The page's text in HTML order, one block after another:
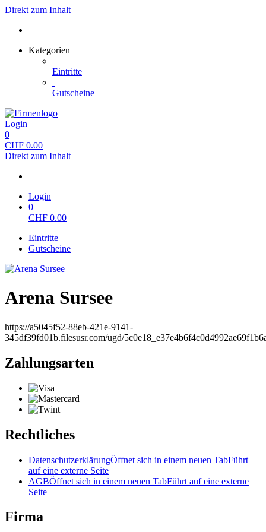
Direkt zum Inhalt
Kategorien
Eintritte
Gutscheine
Login
0
CHF 0.00
Direkt zum Inhalt
Login
0
CHF 0.00
Eintritte
Gutscheine
Arena Sursee
https://a5045f52-88eb-421e-9141-
345df39fd01b.filesusr.com/ugd/
Zahlungsarten
Rechtliches
DatenschutzerklärungÖffnet sich in einem neuen TabFührt
auf eine externe Seite
AGBÖffnet sich in einem neuen TabFührt auf eine externe
Seite
Firma